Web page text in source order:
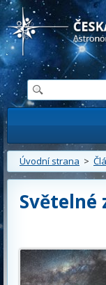
Česká astronomická
Úvodní strana >
Světelné